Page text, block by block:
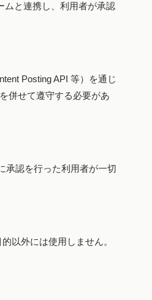
ムと連携し、利用者が承認
Posting API 等）を通じ
併せて遵守する必要があ
承認を行った利用者が一切
以外には使用しません。